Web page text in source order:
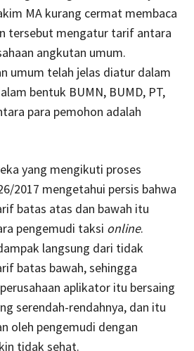
MA kurang cermat membaca
tersebut mengatur tarif antara
angkutan umum.
umum telah jelas diatur dalam
bentuk BUMN, BUMD, PT,
para pemohon adalah
yang mengikuti proses
2017 mengetahui persis bahwa
batas atas dan bawah itu
pengemudi taksi online.
langsung dari tidak
batas bawah, sehingga
aplikator itu bersaing
serendah-rendahnya, dan itu
oleh pengemudi dengan
tidak sehat.